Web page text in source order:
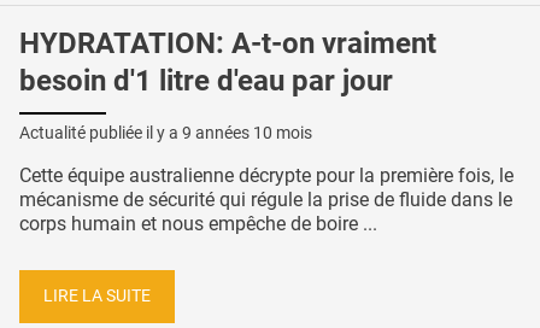
HYDRATATION: A-t-on vraiment
besoin d'1 litre d'eau par jour
Actualité publiée il y a 9 années 10 mois
Cette équipe australienne décrypte pour la première fois, le
mécanisme de sécurité qui régule la prise de fluide dans le
corps humain et nous empêche de boire ...
LIRE LA SUITE